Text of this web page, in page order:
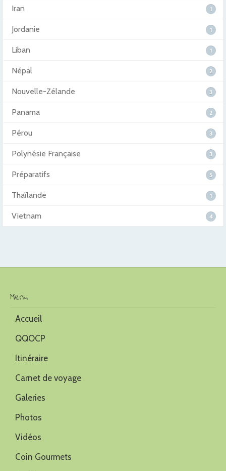
Iran 1
Jordanie 1
Liban 1
Népal 2
Nouvelle-Zélande 3
Panama 2
Pérou 3
Polynésie Française 3
Préparatifs 5
Thaïlande 1
Vietnam 4
Menu
Accueil
QQOCP
Itinéraire
Carnet de voyage
Galeries
Photos
Vidéos
Coin Gourmets